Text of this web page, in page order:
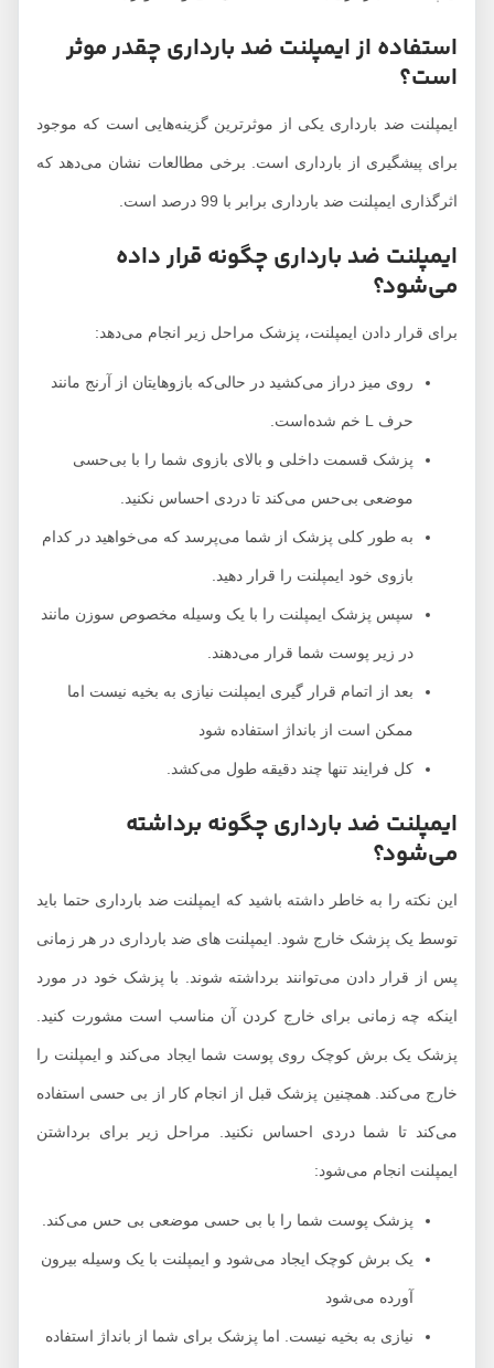
استفاده از ایمپلنت ضد بارداری چقدر موثر
است؟
ایمپلنت ضد بارداری یکی از موثرترین گزینه‌هایی است که موجود
برای پیشگیری از بارداری است. برخی مطالعات نشان می‌دهد که
اثرگذاری ایمپلنت ضد بارداری برابر با 99 درصد است.
ایمپلنت ضد بارداری چگونه قرار داده
می‌شود؟
برای قرار دادن ایمپلنت، پزشک مراحل زیر انجام می‌دهد:
روی میز دراز می‌کشید در حالی‌که بازوهایتان از آرنج مانند
حرف L خم شده‌است.
پزشک قسمت داخلی و بالای بازوی شما را با بی‌حسی
موضعی بی‌حس می‌کند تا دردی احساس نکنید.
به طور کلی پزشک از شما می‌پرسد که می‌خواهید در کدام
بازوی خود ایمپلنت را قرار دهید.
سپس پزشک ایمپلنت را با یک وسیله مخصوص سوزن مانند
در زیر پوست شما قرار می‌دهند.
بعد از اتمام قرار گیری ایمپلنت نیازی به بخیه نیست اما
ممکن است از بانداژ استفاده شود
کل فرایند تنها چند دقیقه طول می‌کشد.
ایمپلنت ضد بارداری چگونه برداشته
می‌شود؟
این نکته را به خاطر داشته باشید که ایمپلنت ضد بارداری حتما باید
توسط یک پزشک خارج شود. ایمپلنت های ضد بارداری در هر زمانی
پس از قرار دادن می‌توانند برداشته شوند. با پزشک خود در مورد
اینکه چه زمانی برای خارج کردن آن مناسب است مشورت کنید.
پزشک یک برش کوچک روی پوست شما ایجاد می‌کند و ایمپلنت را
خارج می‌کند. همچنین پزشک قبل از انجام کار از بی حسی استفاده
می‌کند تا شما دردی احساس نکنید. مراحل زیر برای برداشتن
ایمپلنت انجام می‌شود:
پزشک پوست شما را با بی حسی موضعی بی حس می‌کند.
یک برش کوچک ایجاد می‌شود و ایمپلنت با یک وسیله بیرون
آورده می‌شود
نیازی به بخیه نیست. اما پزشک برای شما از بانداژ استفاده